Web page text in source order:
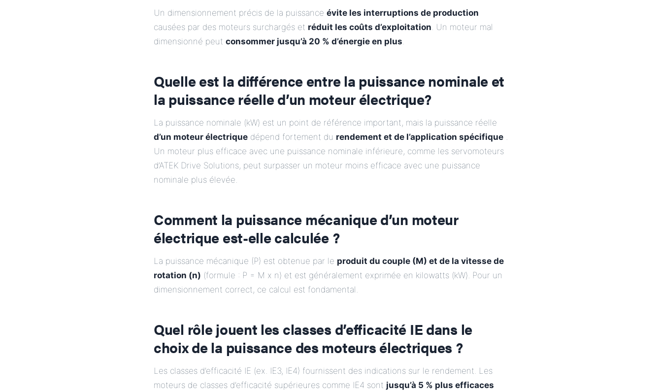
Un dimensionnement précis de la puissance évite les interruptions de production
causées par des moteurs surchargés et réduit les coûts d’exploitation. Un moteur mal
dimensionné peut consommer jusqu’à 20 % d’énergie en plus.
Quelle est la différence entre la puissance nominale et
la puissance réelled’un moteur électrique?
La puissance nominale (kW) est un point de référence important, mais la puissance réelle
d’un moteur électrique dépend fortement du rendement et de l’application spécifique .
Un moteur plus efficace avec une puissance nominale inférieure, comme les servomoteurs
d’ATEK Drive Solutions, peut surpasser un moteur moins efficace avec une puissance
nominale plus élevée.
Comment la puissance mécanique d’un moteur
électrique est-elle calculée ?
La puissance mécanique (P) est obtenue par le produit du couple (M) et de la vitesse de
rotation (n) (formule : P = M x n) et est généralement exprimée en kilowatts (kW). Pour un
dimensionnement correct, ce calcul est fondamental.
Quel rôle jouent les classes d’efficacité IE dans le
choix de la puissance des moteurs électriques ?
Les classes d’efficacité IE (ex. IE3, IE4) fournissent des indications sur le rendement. Les
moteurs de classes d’efficacité supérieures comme IE4 sont jusqu’à 5 % plus efficaces